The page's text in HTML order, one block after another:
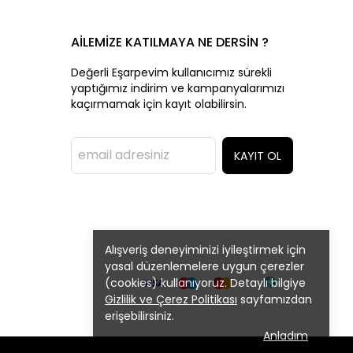
Alışveriş deneyiminizi iyileştirmek için
yasal düzenlemelere uygun çerezler
(cookies) kullanıyoruz. Detaylı bilgiye
Gizlilik ve Çerez Politikası sayfamızdan
erişebilirsiniz.
Anladım
AİLEMİZE KATILMAYA NE DERSİN ?
Değerli Eşarpevim kullanıcımız sürekli
yaptığımız indirim ve kampanyalarımızı
kaçırmamak için kayıt olabilirsin.
KAYIT OL